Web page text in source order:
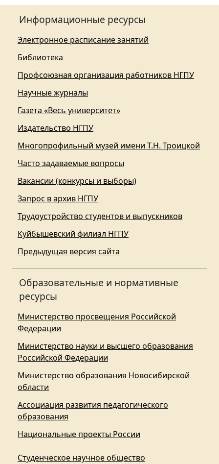
Информационные ресурсы
Электронное расписание занятий
Библиотека
Профсоюзная организация работников НГПУ
Научные журналы
Газета «Весь университет»
Издательство НГПУ
Многопрофильный музей имени Т.Н. Троицкой
Часто задаваемые вопросы
Вакансии (конкурсы и выборы)
Запрос в архив НГПУ
Трудоустройство студентов и выпускников
Куйбышевский филиал НГПУ
Предыдущая версия сайта
Образовательные и нормативные
ресурсы
Министерство просвещения Российской
Федерации
Министерство науки и высшего образования
Российской Федерации
Министерство образования Новосибирской
области
Ассоциация развития педагогического
образования
Национальные проекты России
Студенческое научное общество